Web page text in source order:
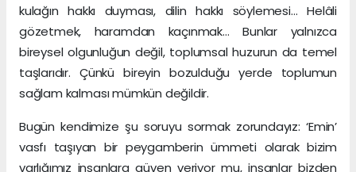
kulağın hakkı duyması, dilin hakkı söylemesi… Helâli
gözetmek, haramdan kaçınmak… Bunlar yalnızca
bireysel olgunluğun değil, toplumsal huzurun da temel
taşlarıdır. Çünkü bireyin bozulduğu yerde toplumun
sağlam kalması mümkün değildir.
Bugün kendimize şu soruyu sormak zorundayız: ‘Emin’
vasfı taşıyan bir peygamberin ümmeti olarak bizim
varlığımız insanlara güven veriyor mu, insanlar bizden